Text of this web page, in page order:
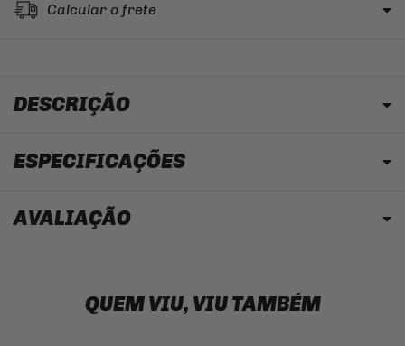
Calcular o frete
DESCRIÇÃO
ESPECIFICAÇÕES
AVALIAÇÃO
QUEM VIU, VIU TAMBÉM